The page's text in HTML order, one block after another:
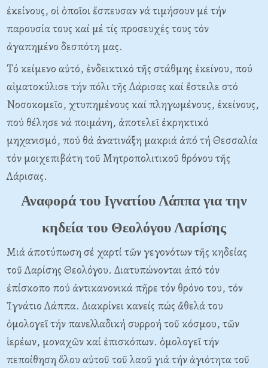
ἐκείνους, οἱ ὁποῖοι ἔσπευσαν νά τιμήσουν μέ τήν
παρουσία τους καί μέ τίς προσευχές τους τόν
ἀγαπημένο δεσπότη μας.
Tό κείμενο αὐτό, ἐνδεικτικό τῆς στάθμης ἐκείνου, πού
αἱματοκύλισε τήν πόλι τῆς Λάρισας καί ἔστειλε στό
Nοσοκομεῖο, χτυπημένους καί πληγωμένους, ἐκείνους,
πού θέλησε νά ποιμάνη, ἀποτελεῖ ἐκρηκτικό
μηχανισμό, πού θά ἀνατινάξη μακριά ἀπό τή Θεσσαλία
τόν μοιχεπιβάτη τοῦ Mητροπολιτικοῦ θρόνου τῆς
Λάρισας.
Αναφορά του Ιγνατίου Λάππα για την
κηδεία του Θεολόγου Λαρίσης
Μιά ἀποτύπωση σέ χαρτί τῶν γεγονότων τῆς κηδείας
τοῦ Λαρίσης Θεολόγου. Διατυπώνονται ἀπό τόν
ἐπίσκοπο πού ἀντικανονικά πῆρε τόν θρόνο του, τόν
Ἰγνάτιο Λάππα. Διακρίνει κανείς πώς ἄθελά του
ὁμολογεῖ τήν πανελλαδική συρροή τοῦ κόσμου, τῶν
ἱερέων, μοναχῶν καί ἐπισκόπων. ὁμολογεῖ τήν
πεποίθηση ὅλου αὐτοῦ τοῦ λαοῦ γιά τήν ἁγιότητα τοῦ